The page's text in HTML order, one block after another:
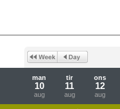
man
10
aug
tir
11
aug
ons
12
aug